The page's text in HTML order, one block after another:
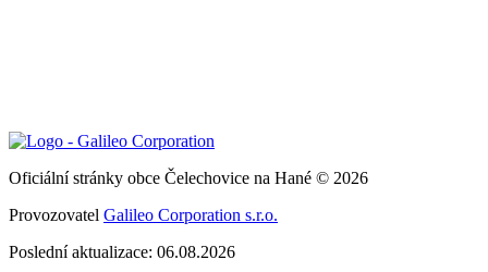
Oficiální stránky obce Čelechovice na Hané © 2026
Provozovatel Galileo Corporation s.r.o.
Poslední aktualizace: 06.08.2026